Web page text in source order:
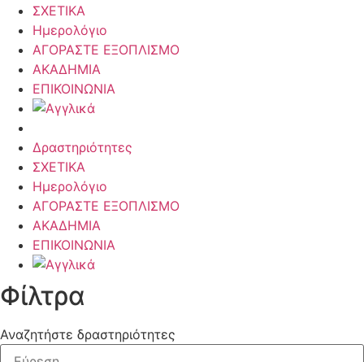
ΣΧΕΤΙΚΑ
Ημερολόγιο
ΑΓΟΡΑΣΤΕ ΕΞΟΠΛΙΣΜΟ
ΑΚΑΔΗΜΙΑ
ΕΠΙΚΟΙΝΩΝΙΑ
Δραστηριότητες
ΣΧΕΤΙΚΑ
Ημερολόγιο
ΑΓΟΡΑΣΤΕ ΕΞΟΠΛΙΣΜΟ
ΑΚΑΔΗΜΙΑ
ΕΠΙΚΟΙΝΩΝΙΑ
Φίλτρα
Αναζητήστε δραστηριότητες